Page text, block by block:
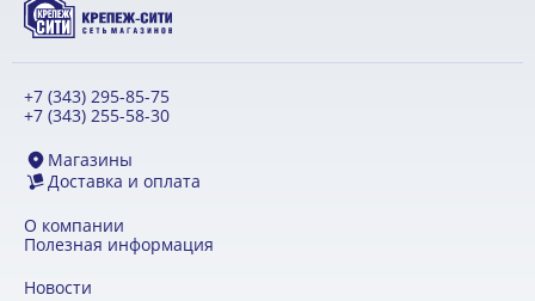
+7 (343) 295-85-75
+7 (343) 255-58-30
Магазины
Доставка и оплата
О компании
Полезная информация
Новости